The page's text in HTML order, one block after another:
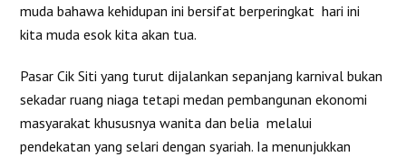
muda bahawa kehidupan ini bersifat berperingkat hari ini
kita muda esok kita akan tua.
Pasar Cik Siti yang turut dijalankan sepanjang karnival bukan
sekadar ruang niaga tetapi medan pembangunan ekonomi
masyarakat khususnya wanita dan belia melalui
pendekatan yang selari dengan syariah. Ia menunjukkan